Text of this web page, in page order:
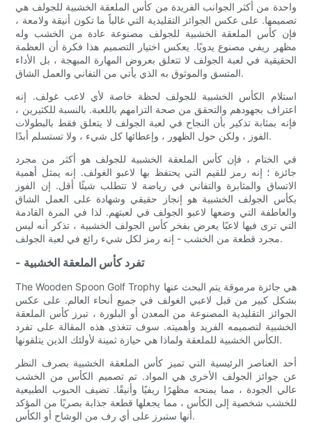
واحدة من أكثر الجوانب الفريدة من كأس الملعقة الخشبية للجولف هي
تصميمها. على عكس الجوائز التقليدية التي غالباً ما تكون أنيقة ولامعة ،
فإن كأس الملعقة الخشبية للجولف مصنوعة عادة من الخشب وله
مظهر ريفي مصنوع يدويًا. يعكس اختيار التصميم هذا فكرة أن العظمة
الحقيقية في لعبة الجولف لا تتعلق بعروض المهارة المبهجة ، بل الأداء
المتسق والموثوق به الذي يأتي من التفاني والعمل الشاق.
استلام الكأس الخشبية للجولف لحظة خاصة لأي لاعب غولف. إنه
اعتراف بجهودهم والتحقق من صحة التزامهم باللعبة. بالنسبة للكثيرين ،
فإنه بمثابة تذكير بأن النجاح في لعبة الجولف لا يتعلق فقط بالبطولات
الفوز ، ولكن حول الظهور ، وإعطائها كل شيء ، ولا تستسلم أبدًا.
في الختام ، فإن كأس الملعقة الخشبية للجولف هو أكثر من مجرد
جائزة ؛ إنه رمز للقيم التي يحتفظ بها لاعبو الغولف. إنه يمثل أهمية
الاتساق والمثابرة والتفاني في رياضة لا تتطلب شيئًا أقل. إن الفوز
بكأس الجولف الخشبية هو إنجاز حقيقي وشهادة على العمل الشاق
والعاطفة التي وضعها لاعبو الجولف في لعبتهم. لذا في المرة القادمة
التي ترى فيها لاعبًا يعرض بفخر كأس الجولف الخشبية ، تذكر أنه ليس
مجرد قطعة من الخشب - إنه رمز لكل شيء رائع في لعبة الجولف.
- تفرد كأس الملعقة الخشبية
The Wooden Spoon Golf Trophy هي جائزة مرموقة يتم البحث عنها
بشكل كبير من قبل لاعبي الغولف في جميع أنحاء العالم. على عكس
الجوائز التقليدية المصنوعة من المعدن أو البلورة ، تبرز كأس الملعقة
الخشبية لتصميمه الفريد وأهميته. سوف تتغذى هذه المقالة على تفرد
الكأس الخشبية للملعقة ولماذا هي حيازة ثمينة لأولئك الذين يتلقونها.
أحد العناصر الرئيسية التي تميز كأس الملعقة الخشبية بصرف النظر
عن جوائز الجولف الأخرى هي المواد. تم تصميم الكأس من الخشب
عالي الجودة ، مما يمنحه مظهرًا ريفيًا وأنيقًا. تضيف الحبوب الطبيعية
للخشب شخصية إلى الكأس ، مما يجعلها قطعة جذابة بصريًا من المؤكد
أنها ستبرز على أي رف من الوشاح أو الكأس.